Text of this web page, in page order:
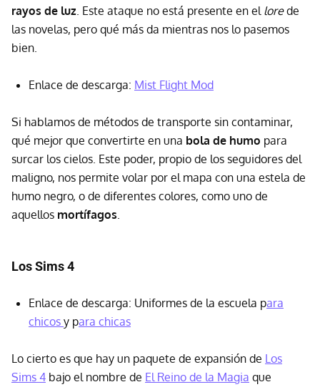
rayos de luz . Este ataque no está presente en el lorede
las novelas, pero qué más da mientras nos lo pasemos
bien.
Enlace de descarga: Mist Flight Mod
Si hablamos de métodos de transporte sin contaminar,
qué mejor que convertirte en una bola de humo para
surcar los cielos. Este poder, propio de los seguidores del
maligno, nos permite volar por el mapa con una estela de
humo negro, o de diferentes colores, como uno de
aquellos mortífagos
Los Sims 4
Enlace de descarga: Uniformes de la escuela para
chicos y para chicas
Lo cierto es que hay un paquete de expansión de Los
Sims 4 bajo el nombre de El Reino de la Magia que